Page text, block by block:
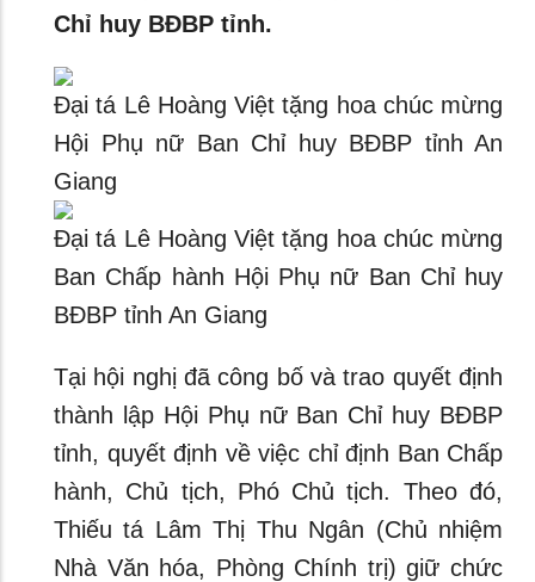
Chỉ huy BĐBP tỉnh.
Đại tá Lê Hoàng Việt tặng hoa chúc mừng
Hội Phụ nữ Ban Chỉ huy BĐBP tỉnh An
Giang
Đại tá Lê Hoàng Việt tặng hoa chúc mừng
Ban Chấp hành Hội Phụ nữ Ban Chỉ huy
BĐBP tỉnh An Giang
Tại hội nghị đã công bố và trao quyết định
thành lập Hội Phụ nữ Ban Chỉ huy BĐBP
tỉnh, quyết định về việc chỉ định Ban Chấp
hành, Chủ tịch, Phó Chủ tịch. Theo đó,
Thiếu tá Lâm Thị Thu Ngân (Chủ nhiệm
Nhà Văn hóa, Phòng Chính trị) giữ chức